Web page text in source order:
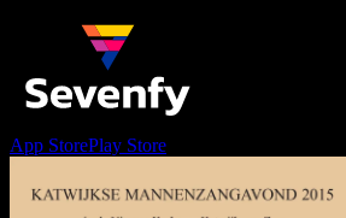
App StorePlay Store